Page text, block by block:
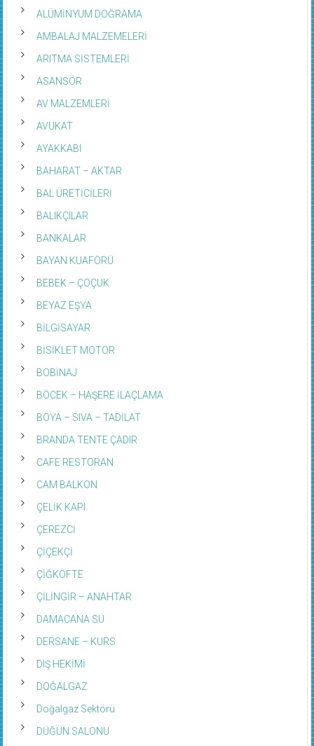
ALÜMİNYUM DOĞRAMA
AMBALAJ MALZEMELERİ
ARITMA SİSTEMLERİ
ASANSÖR
AV MALZEMLERİ
AVUKAT
AYAKKABI
BAHARAT – AKTAR
BAL ÜRETİCİLERİ
BALIKÇILAR
BANKALAR
BAYAN KUAFÖRÜ
BEBEK – ÇOÇUK
BEYAZ EŞYA
BİLGİSAYAR
BİSİKLET MOTOR
BOBİNAJ
BÖCEK – HAŞERE İLAÇLAMA
BOYA – SIVA – TADİLAT
BRANDA TENTE ÇADIR
CAFE RESTORAN
CAM BALKON
ÇELİK KAPI
ÇEREZCİ
ÇİÇEKÇİ
ÇİĞKÖFTE
ÇİLİNGİR – ANAHTAR
DAMACANA SU
DERSANE – KURS
DIŞ HEKİMİ
DOĞALGAZ
Doğalgaz Sektörü
DÜĞÜN SALONU